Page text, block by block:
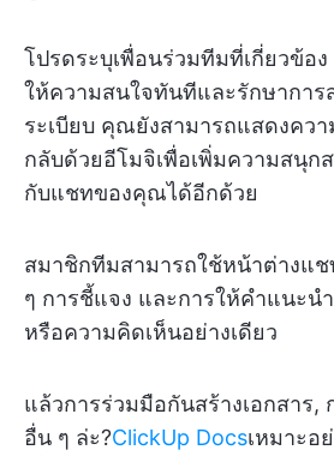
โปรดระบุเพื่อนร่วมทีมที่เกี่ยวข้อง
ให้ความสนใจทันทีและรักษาการ
ระเบียบ คุณยังสามารถแสดงคว
กลับด้วยอีโมจิเพื่อเพิ่มความสนุก
กับแชทของคุณได้อีกด้วย
สมาชิกทีมสามารถใช้หน้าต่างแ
ๆ การชี้แจง และการให้คำแนะน
หรือความคิดเห็นอย่างเดียว
แล้วการร่วมมือกันสร้างเอกสาร,
อื่น ๆ ล่ะ?ClickUp Docsเหมาะอ